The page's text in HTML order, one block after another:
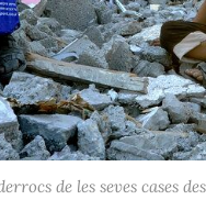
de les seves cases